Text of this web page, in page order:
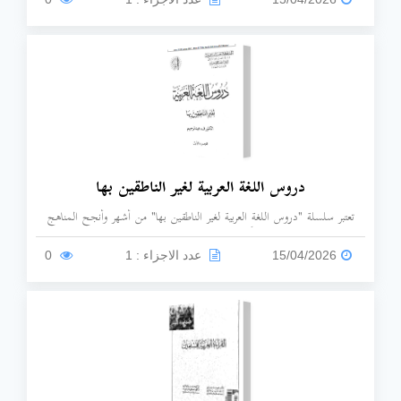
دروس اللغة العربية لغير الناطقين بها
تعتبر سلسلة "دروس اللغة العربية لغير الناطقين بها" من أشهر وأنجح المناهج
التعليمية المعتمدة عالمياً لتعليم اللغة العربية. تُعرف السلسلة بتركيزها على
الجوانب العملية للغة من خلال أسلوب تدريجي يجمع بين النحو، الصرف،
15/04/2026 عدد الاجزاء : 1